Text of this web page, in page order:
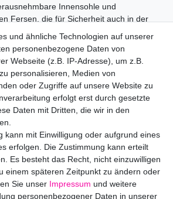
Innensohle und
Fersen, die für Sicherheit auch in der
Die rutschfeste Sohle bietet den
Untergrund.
das Beste für ihre Füße!
S.A. , BOULEVARD DE
Paris, Frankreich, +49(0) 160 23 65
INTERNATIONAL S.A. , BOULEVARD
75016 Paris, Frankreich,
und ähnliche Technologien auf unserer
personenbezogene Daten von
Webseite (z.B. IP-Adresse), um z.B.
personalisieren, Medien von
oder Zugriffe auf unsere Website zu
erfolgt erst durch gesetzte
Daten mit Dritten, die wir in den
kann mit Einwilligung oder aufgrund eines
erfolgen. Die Zustimmung kann erteilt
Es besteht das Recht, nicht einzuwilligen
einem späteren Zeitpunkt zu ändern oder
Sie unser Impressum und weitere
personenbezogener Daten in unserer